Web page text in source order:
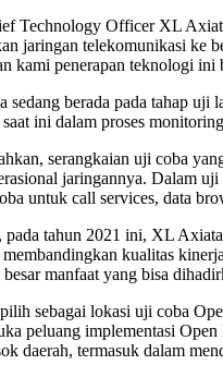
Technology Officer XL
jaringan telekomunikasi ke
kami penerapan teknologi ini
sedang berada pada tahap
ini dalam proses
serangkaian uji coba
jaringannya. Dalam
untuk call services, data
pada tahun 2021 ini, XL
kualitas
besar manfaat yang bisa
sebagai lokasi uji coba
peluang implementasi
daerah, termasuk dalam